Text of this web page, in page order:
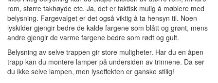
rom, større takhøyde etc. Ja, det er faktisk mulig å møblere med
belysning. Fargevalget er det også viktig å ta hensyn til. Noen
lyskilder gjengir bedre de kalde fargene som blått og grønt, mens
andre gjengir de varme fargene bedre som rødt og gult.
Belysning av selve trappen gir store muligheter. Har du en åpen
trapp kan du montere lamper på undersiden av trinnene. Da ser
du ikke selve lampen, men lyseffekten er ganske stilig!